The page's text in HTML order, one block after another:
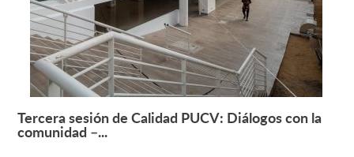
Leer más +
Tercera sesión de Calidad PUCV: Diálogos con la
comunidad –...